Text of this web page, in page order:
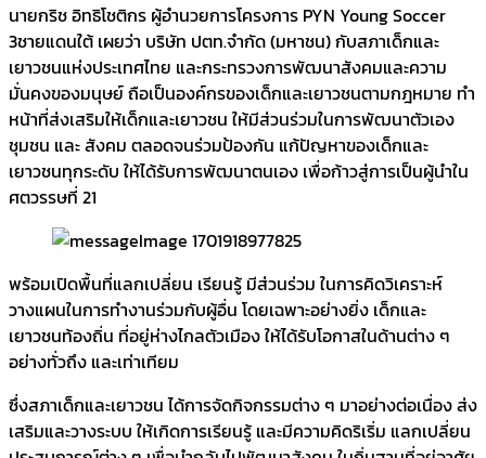
นายกริช อิทธิโชติกร ผู้อำนวยการโครงการ PYN Young Soccer
3ชายแดนใต้ เผยว่า บริษัท ปตท.จำกัด (มหาชน) กับสภาเด็กและ
เยาวชนแห่งประเทศไทย และกระทรวงการพัฒนาสังคมและความ
มั่นคงของมนุษย์ ถือเป็นองค์กรของเด็กและเยาวชนตามกฎหมาย ทำ
หน้าที่ส่งเสริมให้เด็กและเยาวชน ให้มีส่วนร่วมในการพัฒนาตัวเอง
ชุมชน และ สังคม ตลอดจนร่วมป้องกัน แก้ปัญหาของเด็กและ
เยาวชนทุกระดับ ให้ได้รับการพัฒนาตนเอง เพื่อก้าวสู่การเป็นผู้นำใน
ศตวรรษที่ 21
พร้อมเปิดพื้นที่แลกเปลี่ยน เรียนรู้ มีส่วนร่วม ในการคิดวิเคราะห์
วางแผนในการทำงานร่วมกับผู้อื่น โดยเฉพาะอย่างยิ่ง เด็กและ
เยาวชนท้องถิ่น ที่อยู่ห่างไกลตัวเมือง ให้ได้รับโอกาสในด้านต่าง ๆ
อย่างทั่วถึง และเท่าเทียม
ซึ่งสภาเด็กและเยาวชน ได้การจัดกิจกรรมต่าง ๆ มาอย่างต่อเนื่อง ส่ง
เสริมและวางระบบ ให้เกิดการเรียนรู้ และมีความคิดริเริ่ม แลกเปลี่ยน